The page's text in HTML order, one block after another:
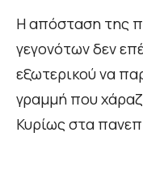
Η απόσταση της
γεγονότων δεν
εξωτερικού να
γραμμή που
Κυρίως στα